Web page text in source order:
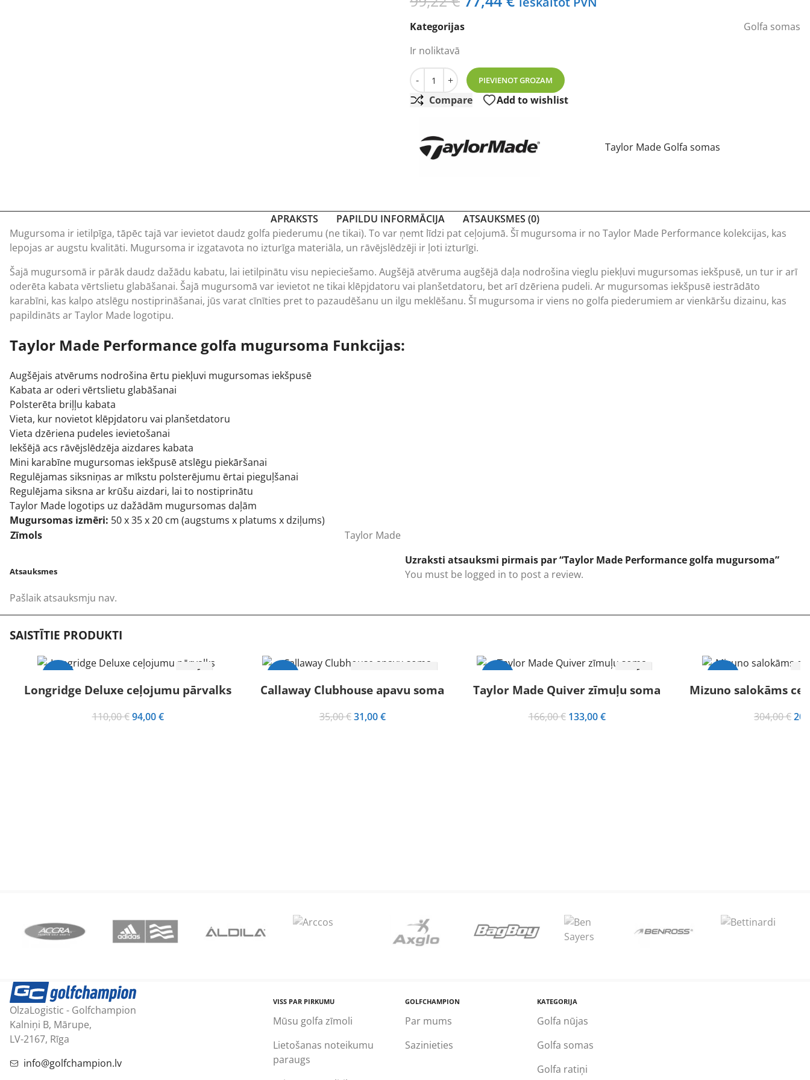
was:
Kategorijas
Golfa somas
Ir noliktavā
-
Taylor Made Performance golfa mugursoma daudzums
+ PIEVIENOT GROZAM
Compare Add to wishlist
Taylor Made Golfa somas
APRAKSTS PAPILDU INFORMĀCIJA
ATSAUKSMES (0)
Mugursoma ir ietilpīga, tāpēc tajā var ievietot daudz golfa piederumu (ne tikai). To var ņemt līdzi pat ceļojumā. Šī mugursoma ir no Taylor Made Performance kolekcijas, kas
lepojas ar augstu kvalitāti. Mugursoma ir izgatavota no izturīga materiāla, un rāvējslēdzēji ir ļoti izturīgi.
Šajā mugursomā ir pārāk daudz dažādu kabatu, lai ietilpinātu visu nepieciešamo. Augšējā atvēruma augšējā daļa nodrošina vieglu piekļuvi mugursomas iekšpusē, un tur ir arī
oderēta kabata vērtslietu glabāšanai. Šajā mugursomā var ievietot ne tikai klēpjdatoru vai planšetdatoru, bet arī dzēriena pudeli. Ar mugursomas iekšpusē iestrādāto
karabīni, kas kalpo atslēgu nostiprināšanai, jūs varat cīnīties pret to pazaudēšanu un ilgu meklēšanu. Šī mugursoma ir viens no golfa piederumiem ar vienkāršu dizainu, kas
papildināts arTaylor Made logotipu.
Taylor Made Performance golfa mugursoma Funkcijas:
Augšējais atvērums nodrošina ērtu piekļuvi mugursomas iekšpusē
Kabata ar oderi vērtslietu glabāšanai
Polsterēta briļļu kabata
Vieta, kur novietot klēpjdatoru vai planšetdatoru
Vieta dzēriena pudeles ievietošanai
Iekšējā acs rāvējslēdzēja aizdares kabata
Mini karabīne mugursomas iekšpusē atslēgu piekāršanai
Regulējamas siksniņas ar mīkstu polsterējumu ērtai pieguļšanai
Regulējama siksna ar krūšu aizdari, lai to nostiprinātu
Taylor Made logotips uz dažādām mugursomas daļām
Mugursomas izmēri: 50 x 35 x 20 cm (augstums x platums x dziļums)
Zīmols
Taylor Made
Atsauksmes
Pašlaik atsauksmju nav.
Uzraksti atsauksmi pirmais par “Taylor Made Performance golfa mugursoma”
You must be logged in to post a review.
SAISTĪTIE PRODUKTI
Longridge Deluxe ceļojumu pārvalks
110,00€ Original
94,00€Current
Callaway Clubhouse apavu soma
35,00€ Original
31,00€Current
Taylor Made Quiver zīmuļu soma
166,00€ Original
133,00€Current
Mizuno salokāms
304,00€
OlzaLogistic - Golfchampion
Kalniņi B, Mārupe,
LV-2167, Rīga
info@golfchampion.lv
VISS PAR PIRKUMU
Mūsu golfa zīmoli
Lietošanas noteikumu
paraugs
GOLFCHAMPION
Par mums
Sazinieties
KATEGORIJA
Golfa nūjas
Golfa somas
Golfa ratiņi